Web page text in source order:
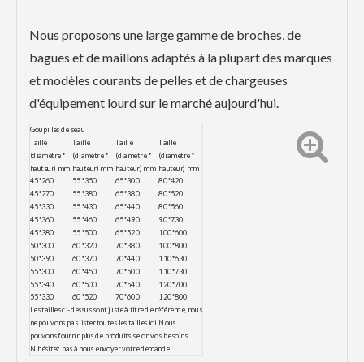
Nous proposons une large gamme de broches, de
bagues et de maillons adaptés à la plupart des marques
et modèles courants de pelles et de chargeuses
d'équipement lourd sur le marché aujourd'hui.
Goupilles de seau
Taille
(diamètre *
hauteur) mm
Taille
(diamètre *
hauteur) mm
Taille
(diamètre *
hauteur) mm
Taille
(diamètre *
hauteur) mm
45*260 55*350 65*300
80*420
45*270
55*380 65*380 80*520
45*330 55*430 65*440 80*560
45*360 55*460 65*490 90*730
45*380 55*500 65*520
100*600
50*300
60*320 70*380 100*800
50*390 60*370 70*440 110*630
55*300 60*450 70*500
110*730
55*340
60*500 70*540 120*700
55*330 60*520 70*600 120*800
Les tailles ci-dessus sont juste à titre de référence, nous
ne pouvons pas lister toutes les tailles ici. Nous
pouvons fournir plus de produits selon vos besoins.
N'hésitez pas à nous envoyer votre demande.